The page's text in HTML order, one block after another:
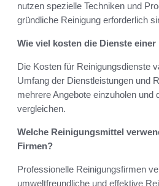
nutzen spezielle Techniken und
gründliche Reinigung erforderlich
Wie viel kosten die Dienste
Die Kosten für Reinigungsdienste
Umfang der Dienstleistungen und
mehrere Angebote einzuholen und
vergleichen.
Welche Reinigungsmittel
Firmen?
Professionelle Reinigungsfirmen
umweltfreundliche und effektive